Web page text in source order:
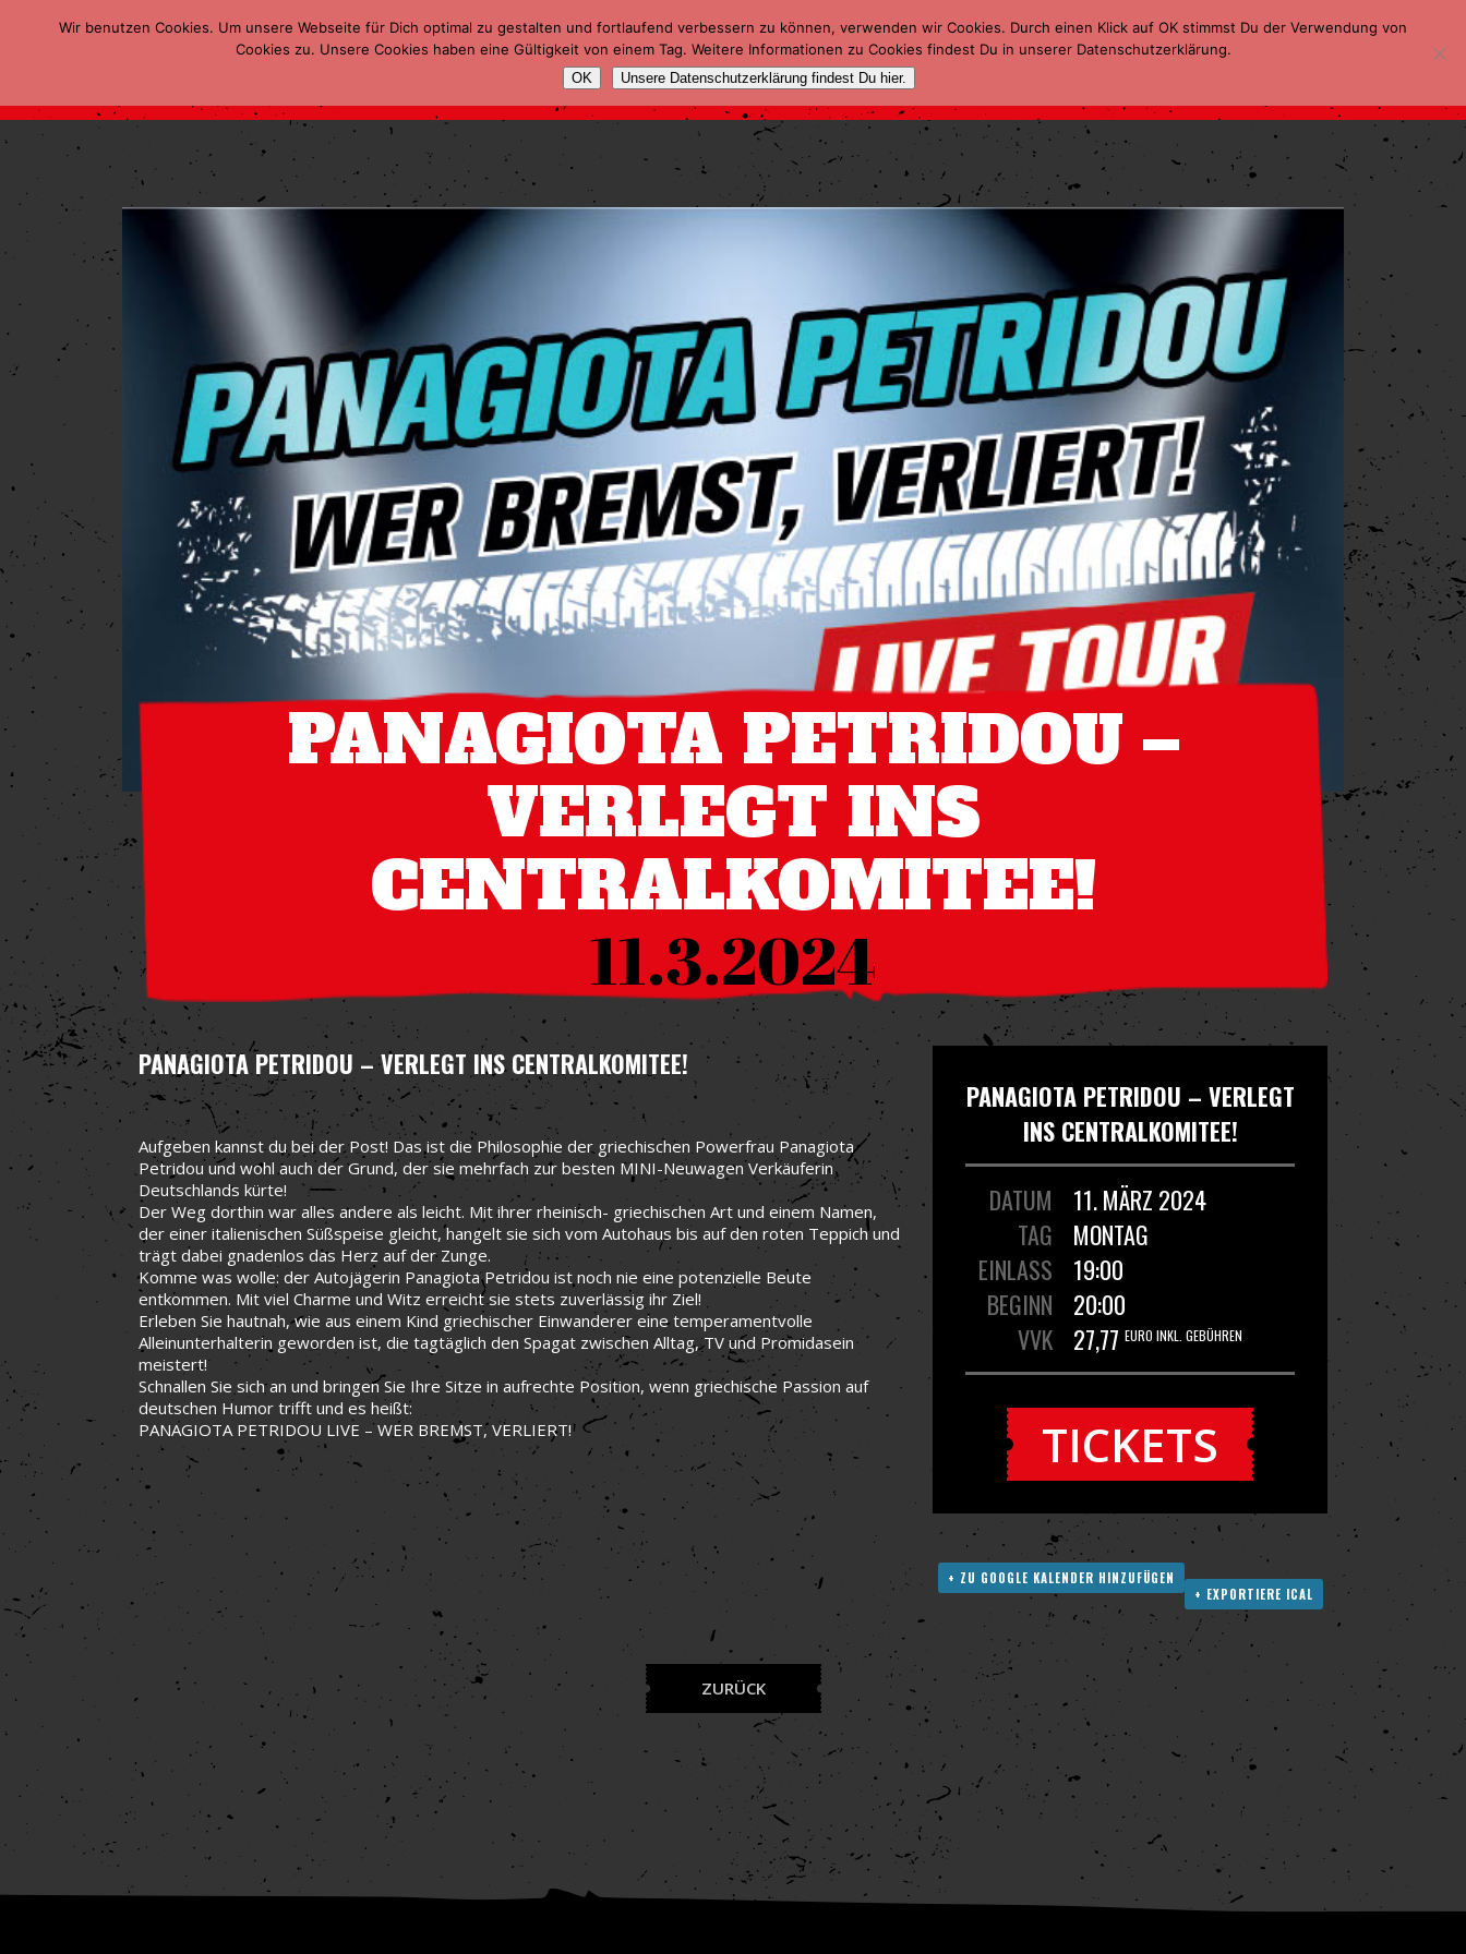
PANAGIOTA PETRIDOU –
VERLEGT INS
CENTRALKOMITEE!
11.3.2024
PANAGIOTA PETRIDOU – VERLEGT INS CENTRALKOMITEE!
Aufgeben kannst du bei der Post! Das ist die Philosophie der griechischen Powerfrau Panagiota
Petridou und wohl auch der Grund, der sie mehrfach zur besten MINI-Neuwagen Verkäuferin
Deutschlands kürte!
Der Weg dorthin war alles andere als leicht. Mit ihrer rheinisch- griechischen Art und einem Namen,
der einer italienischen Süßspeise gleicht, hangelt sie sich vom Autohaus bis auf den roten Teppich und
trägt dabei gnadenlos das Herz auf der Zunge.
Komme was wolle: der Autojägerin Panagiota Petridou ist noch nie eine potenzielle Beute
entkommen. Mit viel Charme und Witz erreicht sie stets zuverlässig ihr Ziel!
Erleben Sie hautnah, wie aus einem Kind griechischer Einwanderer eine temperamentvolle
Alleinunterhalterin geworden ist, die tagtäglich den Spagat zwischen Alltag, TV und Promidasein
meistert!
Schnallen Sie sich an und bringen Sie Ihre Sitze in aufrechte Position, wenn griechische Passion auf
deutschen Humor trifft und es heißt:
PANAGIOTA PETRIDOU LIVE – WER BREMST, VERLIERT!
PANAGIOTA PETRIDOU – VERLEGT
INS CENTRALKOMITEE!
DATUM
11. MÄRZ 2024
TAG
MONTAG
EINLASS
19:00
BEGINN
20:00
VVK
27,77 EURO INKL. GEBÜHREN
TICKETS
+ ZU GOOGLE KALENDER HINZUFÜGEN
+ EXPORTIERE ICAL
ZURÜCK
Wir benutzen Cookies. Um unsere Webseite für Dich optimal zu gestalten und fortlaufend verbessern zu können, verwenden wir Cookies. Durch einen Klick auf OK stimmst Du der Verwendung von
Cookies zu. Unsere Cookies haben eine Gültigkeit von einem Tag. Weitere Informationen zu Cookies findest Du in unserer Datenschutzerklärung.
OK Unsere Datenschutzerklärung findest Du hier.